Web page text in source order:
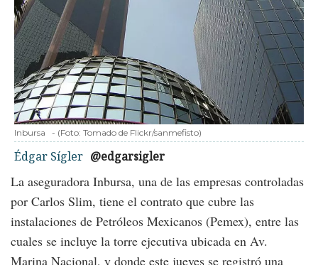
Inbursa - (Foto: Tomado de Flickr/sanmefisto)
Édgar Sígler @edgarsigler
La aseguradora Inbursa, una de las empresas controladas
por Carlos Slim, tiene el contrato que cubre las
instalaciones de Petróleos Mexicanos (Pemex), entre las
cuales se incluye la torre ejecutiva ubicada en Av.
Marina Nacional, y donde este jueves se registró una